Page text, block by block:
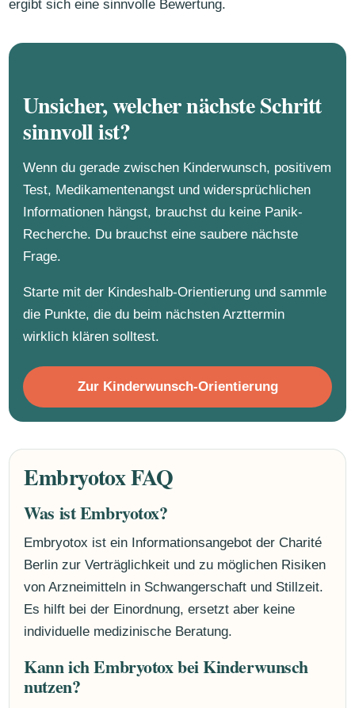
ergibt sich eine sinnvolle Bewertung.
Unsicher, welcher nächste Schritt
sinnvoll ist?
Wenn du gerade zwischen Kinderwunsch, positivem
Test, Medikamentenangst und widersprüchlichen
Informationen hängst, brauchst du keine Panik-
Recherche. Du brauchst eine saubere nächste
Frage.
Starte mit der Kindeshalb-Orientierung und sammle
die Punkte, die du beim nächsten Arzttermin
wirklich klären solltest.
Zur Kinderwunsch-Orientierung
Embryotox FAQ
Was ist Embryotox?
Embryotox ist ein Informationsangebot der Charité
Berlin zur Verträglichkeit und zu möglichen Risiken
von Arzneimitteln in Schwangerschaft und Stillzeit.
Es hilft bei der Einordnung, ersetzt aber keine
individuelle medizinische Beratung.
Kann ich Embryotox bei Kinderwunsch
nutzen?